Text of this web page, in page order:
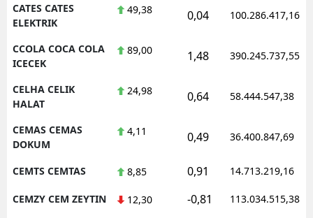
CATES CATES
ELEKTRIK
49,38 0,04 100.286.417,16
CCOLA COCA COLA
ICECEK
89,00 1,48 390.245.737,55
CELHA CELIK
HALAT
24,98 0,64 58.444.547,38
CEMAS CEMAS
DOKUM
4,11 0,49 36.400.847,69
CEMTS CEMTAS 8,85 0,91 14.713.219,16
CEMZY CEM ZEYTIN 12,30 -0,81 113.034.515,38